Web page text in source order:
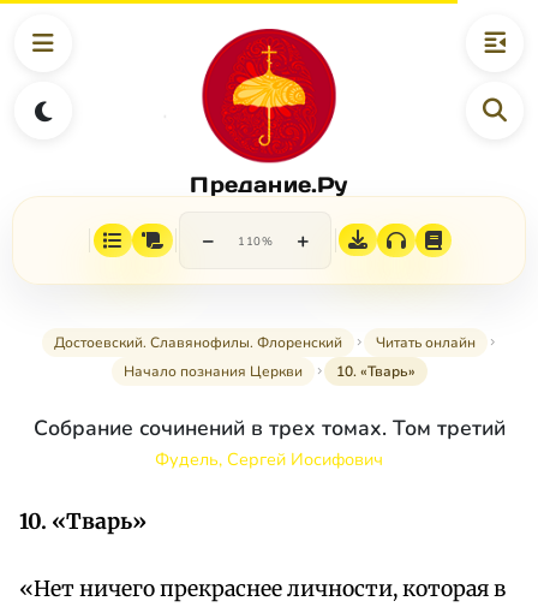
Предание.Ру
− 110% +
Достоевский. Славянофилы. Флоренский
Читать онлайн
Начало познания Церкви
10. «Тварь»
Собрание сочинений в трех томах. Том третий
Фудель, Сергей Иосифович
10. «Тварь»
«Нет ничего прекраснее личности, которая в